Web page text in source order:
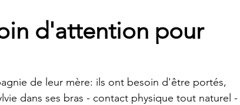
d'attention pour
de leur mère: ils ont besoin d'être portés,
dans ses bras - contact physique tout naturel -